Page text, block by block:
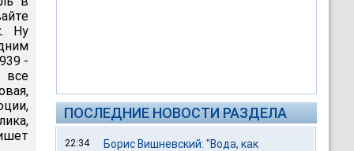
Ну
-
все
ПОСЛЕДНИЕ НОВОСТИ РАЗДЕЛА
22:34
Борис Вишневский: "Вода, как